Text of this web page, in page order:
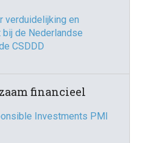
verduidelijking en
de Nederlandse
CSDDD
financieel
Investments PMI